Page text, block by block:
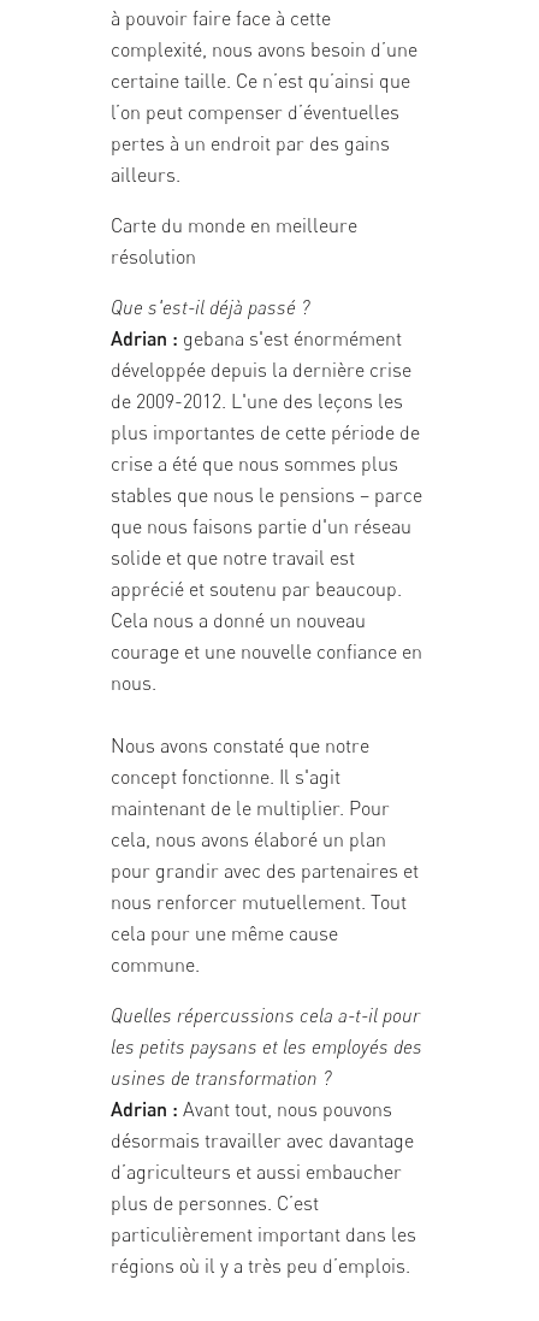
à pouvoir faire face à cette
complexité, nous avons besoin d’une
certaine taille. Ce n’est qu’ainsi que
l’on peut compenser d’éventuelles
pertes à un endroit par des gains
ailleurs.
Carte du monde en meilleure
résolution
Que s'est-il déjà passé ?
Adrian : gebana s'est énormément
développée depuis la dernière crise
de 2009-2012. L'une des leçons les
plus importantes de cette période de
crise a été que nous sommes plus
stables que nous le pensions – parce
que nous faisons partie d'un réseau
solide et que notre travail est
apprécié et soutenu par beaucoup.
Cela nous a donné un nouveau
courage et une nouvelle confiance en
nous.
Nous avons constaté que notre
concept fonctionne. Il s'agit
maintenant de le multiplier. Pour
cela, nous avons élaboré un plan
pour grandir avec des partenaires et
nous renforcer mutuellement. Tout
cela pour une même cause
commune.
Quelles répercussions cela a-t-il pour
les petits paysans et les employés des
usines de transformation ?
Adrian : Avant tout, nous pouvons
désormais travailler avec davantage
d’agriculteurs et aussi embaucher
plus de personnes. C’est
particulièrement important dans les
régions où il y a très peu d’emplois.